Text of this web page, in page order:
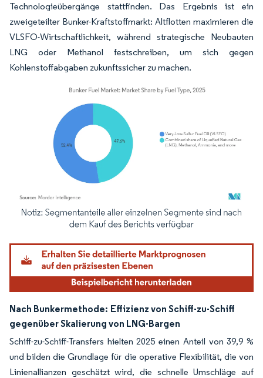
Technologieübergänge stattfinden. Das Ergebnis ist ein
zweigeteilter Bunker-Kraftstoffmarkt: Altflotten maximieren die
VLSFO-Wirtschaftlichkeit, während strategische Neubauten
LNG oder Methanol festschreiben, um sich gegen
Kohlenstoffabgaben zukunftssicher zu machen.
Bild © Mordor Intelligence. Wiederverwendung erfordert Namensnennung
Nach Bunkermethode: Effizienz von Schiff-zu-Schiff
gegenüber Skalierung von LNG-Bargen
Schiff-zu-Schiff-Transfers hielten 2025 einen Anteil von 39,9 %
und bilden die Grundlage für die operative Flexibilität, die von
Linienallianzen geschätzt wird, die schnelle Umschläge auf